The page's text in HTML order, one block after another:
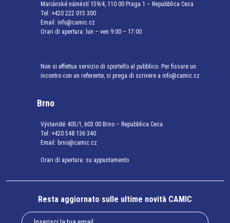
Mariánské náměstí 159/4, 110 00 Praga 1 – Repubblica Ceca
Tel: +420 222 015 300
Email: info@camic.cz
Orari di apertura: lun – ven 9:00 – 17:00
Non si effettua servizio di sportello al pubblico. Per fissare un
incontro con un referente, si prega di scrivere a info@camic.cz
Brno
Výstaviště 405/1, 603 00 Brno – Repubblica Ceca
Tel: +420 548 136 340
Email: brno@camic.cz
Orari di apertura: su appuntamento
Resta aggiornato sulle ultime novità CAMIC